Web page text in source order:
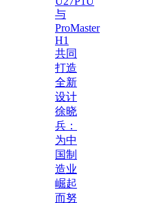
与
ProMaster
H1
共同
打造
全新
设计
徐晓
兵：
为中
国制
造业
崛起
而努